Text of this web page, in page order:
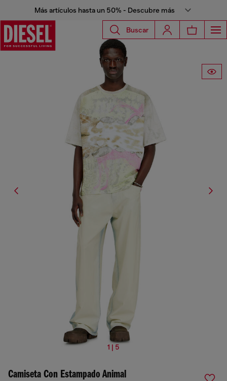
Más artículos hasta un 50% - Descubre más
Buscar
1 | 5
Camiseta Con Estampado Animal